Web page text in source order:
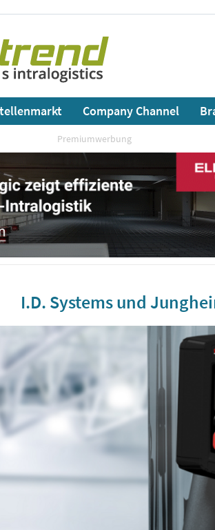
Company Channel
Premiumwerbung
I.D. Systems und